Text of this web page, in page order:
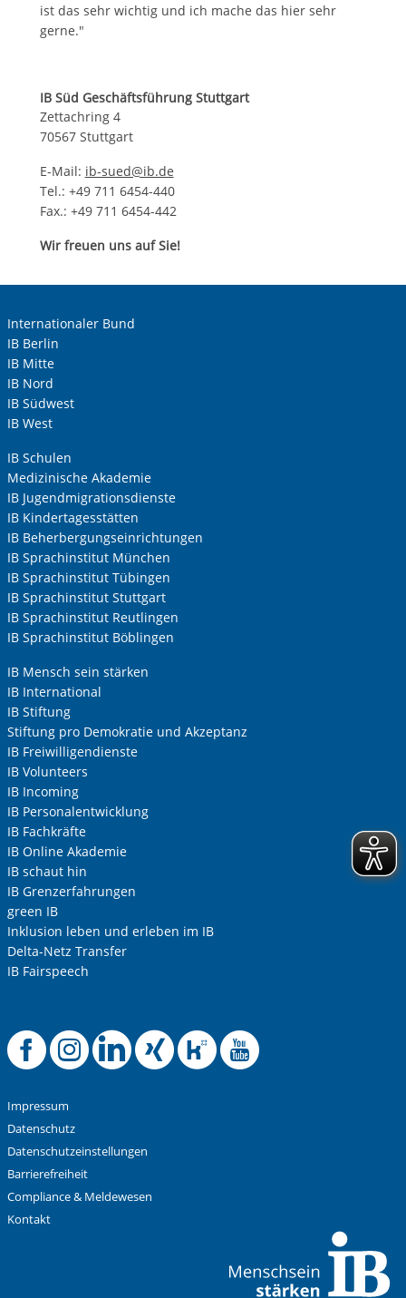
ist das sehr wichtig und ich mache das hier sehr
gerne."
IB Süd Geschäftsführung Stuttgart
Zettachring 4
70567 Stuttgart
E-Mail: ib-sued@ib.de
Tel.: +49 711 6454-440
Fax.: +49 711 6454-442
Wir freuen uns auf Sie!
Internationaler Bund
IB Berlin
IB Mitte
IB Nord
IB Südwest
IB West
IB Schulen
Medizinische Akademie
IB Jugendmigrationsdienste
IB Kindertagesstätten
IB Beherbergungseinrichtungen
IB Sprachinstitut München
IB Sprachinstitut Tübingen
IB Sprachinstitut Stuttgart
IB Sprachinstitut Reutlingen
IB Sprachinstitut Böblingen
IB Mensch sein stärken
IB International
IB Stiftung
Stiftung pro Demokratie und Akzeptanz
IB Freiwilligendienste
IB Volunteers
IB Incoming
IB Personalentwicklung
IB Fachkräfte
IB Online Akademie
IB schaut hin
IB Grenzerfahrungen
green IB
Inklusion leben und erleben im IB
Delta-Netz Transfer
IB Fairspeech
Offizielle
Offizielle
Offizielle
Offizielle
Offizielle
Impressum
Datenschutz
Datenschutzeinstellungen
Barrierefreiheit
Compliance & Meldewesen
Kontakt